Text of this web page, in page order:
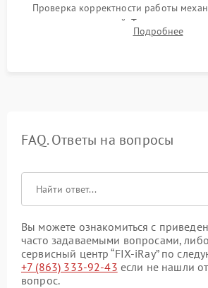
Проверка корректности работы
отсутствия искажений. Тестирование
стенде для подтвержденияПодробнее
FAQ. Ответы на вопросы
Вы можете ознакомиться с
часто задаваемыми вопросами,
сервисный центр “FIX-iRay” по
+7 (863) 333-92-43 если не нашли
вопрос.